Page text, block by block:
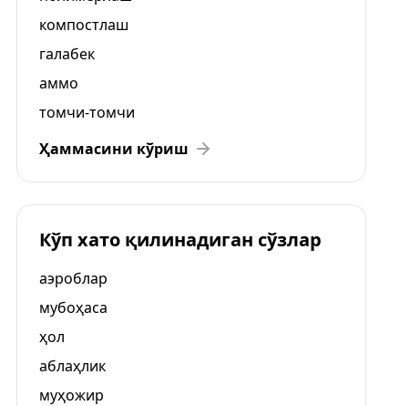
компостлаш
галабек
аммо
томчи-томчи
Ҳаммасини кўриш
Кўп хато қилинадиган сўзлар
аэроблар
мубоҳаса
ҳол
аблаҳлик
муҳожир